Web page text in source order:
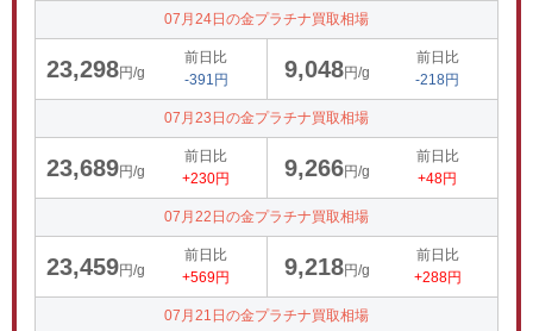
07月24日の金プラチナ買取相場
23,298円/g
前日比
-391円
9,048円/g
前日比
-218円
07月23日の金プラチナ買取相場
23,689円/g
前日比
+230円
9,266円/g
前日比
+48円
07月22日の金プラチナ買取相場
23,459円/g
前日比
+569円
9,218円/g
前日比
+288円
07月21日の金プラチナ買取相場